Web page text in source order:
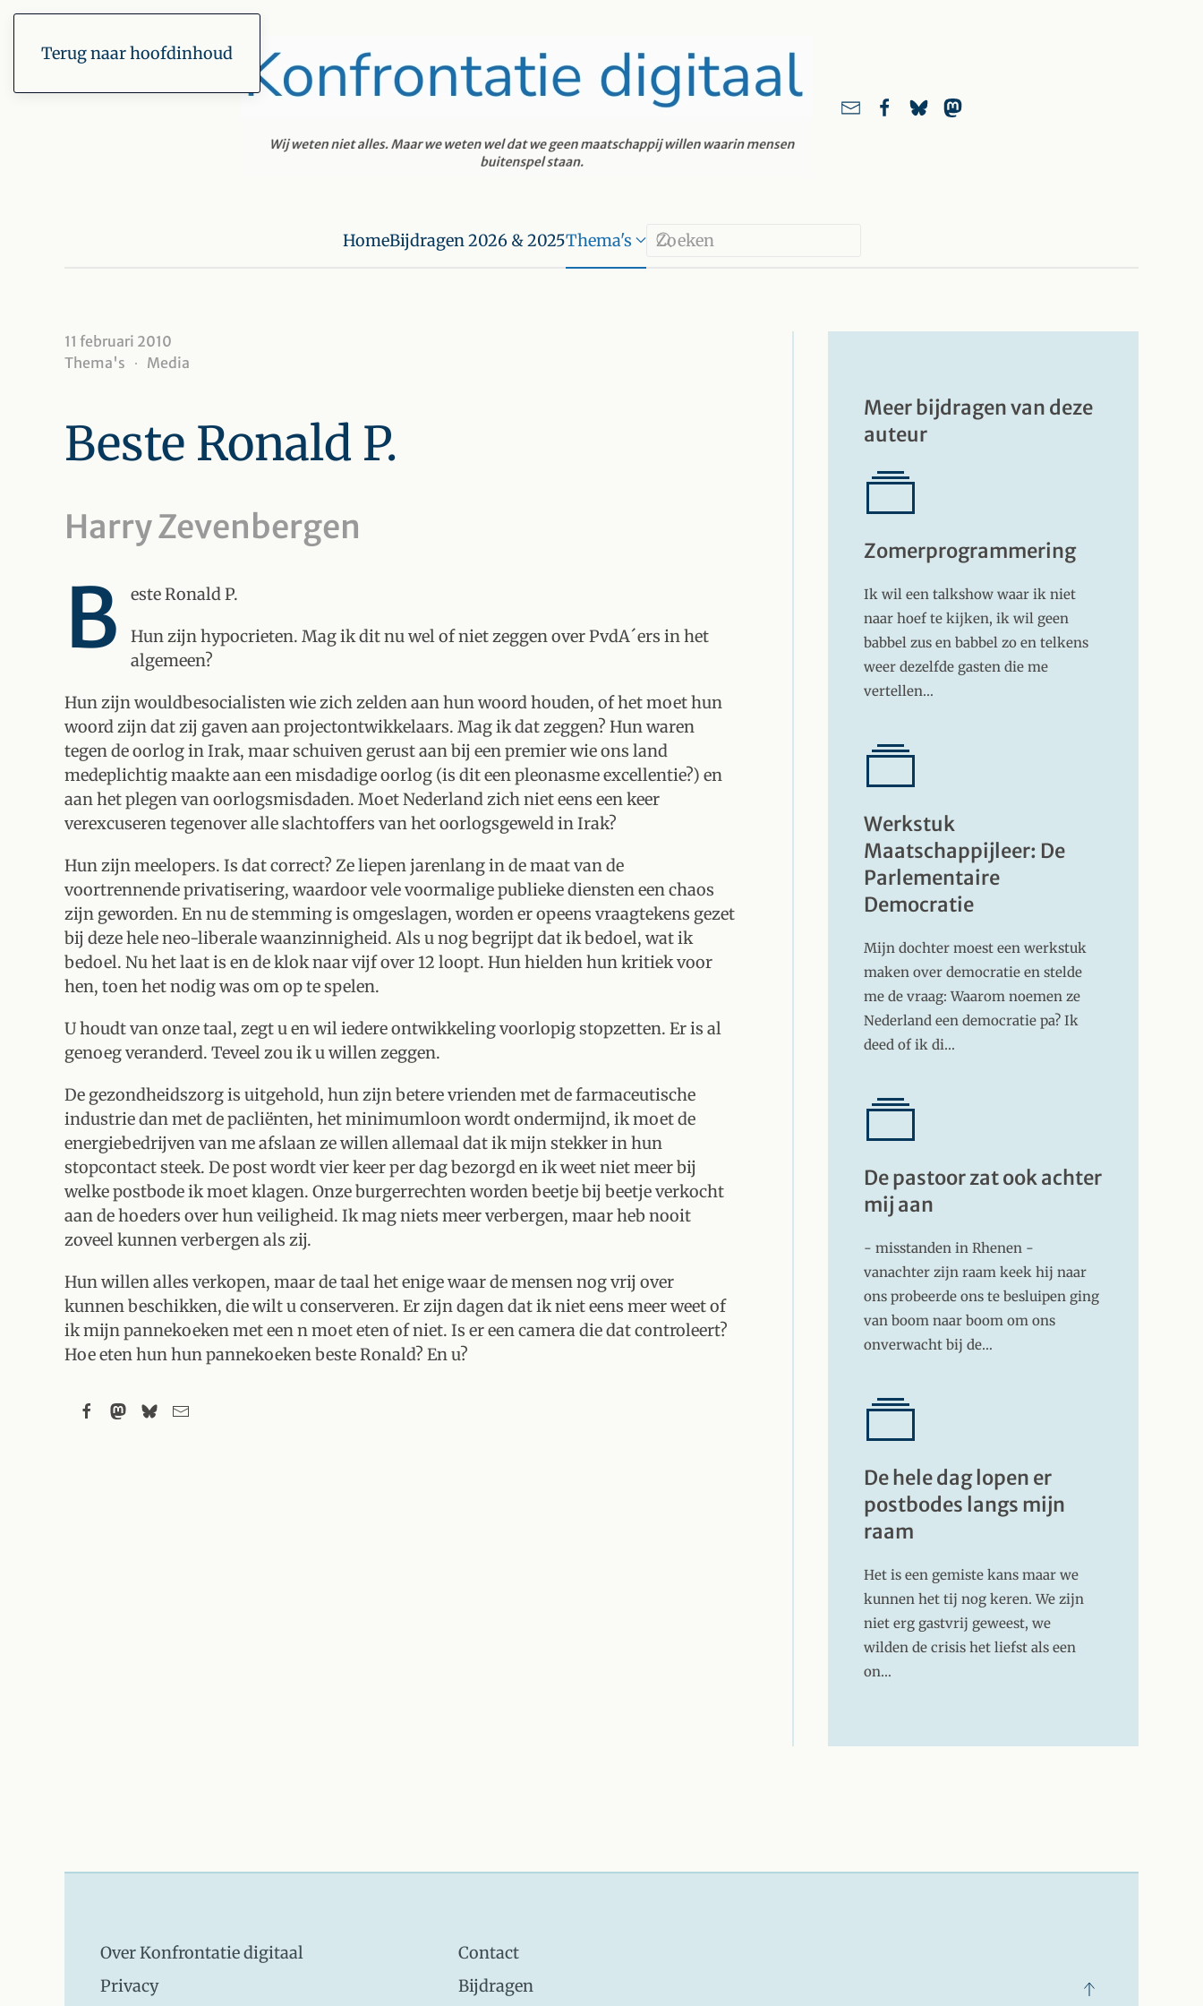
Terug naar hoofdinhoud
HomeBijdragen 2026 & 2025Thema's
11 februari 2010
Thema's
Media
Beste Ronald P.
Harry Zevenbergen
B este Ronald P.
Hun zijn hypocrieten. Mag ik dit nu wel of niet zeggen over PvdA´ers in het
algemeen?
Hun zijn wouldbesocialisten wie zich zelden aan hun woord houden, of het moet hun
woord zijn dat zij gaven aan projectontwikkelaars. Mag ik dat zeggen? Hun waren
tegen de oorlog in Irak, maar schuiven gerust aan bij een premier wie ons land
medeplichtig maakte aan een misdadige oorlog (is dit een pleonasme excellentie?) en
aan het plegen van oorlogsmisdaden. Moet Nederland zich niet eens een keer
verexcuseren tegenover alle slachtoffers van het oorlogsgeweld in Irak?
Hun zijn meelopers. Is dat correct? Ze liepen jarenlang in de maat van de
voortrennende privatisering, waardoor vele voormalige publieke diensten een chaos
zijn geworden. En nu de stemming is omgeslagen, worden er opeens vraagtekens gezet
bij deze hele neo-liberale waanzinnigheid. Als u nog begrijpt dat ik bedoel, wat ik
bedoel. Nu het laat is en de klok naar vijf over 12 loopt. Hun hielden hun kritiek voor
hen, toen het nodig was om op te spelen.
U houdt van onze taal, zegt u en wil iedere ontwikkeling voorlopig stopzetten. Er is al
genoeg veranderd. Teveel zou ik u willen zeggen.
De gezondheidszorg is uitgehold, hun zijn betere vrienden met de farmaceutische
industrie dan met de pacliënten, het minimumloon wordt ondermijnd, ik moet de
energiebedrijven van me afslaan ze willen allemaal dat ik mijn stekker in hun
stopcontact steek. De post wordt vier keer per dag bezorgd en ik weet niet meer bij
welke postbode ik moet klagen. Onze burgerrechten worden beetje bij beetje verkocht
aan de hoeders over hun veiligheid. Ik mag niets meer verbergen, maar heb nooit
zoveel kunnen verbergen als zij.
Hun willen alles verkopen, maar de taal het enige waar de mensen nog vrij over
kunnen beschikken, die wilt u conserveren. Er zijn dagen dat ik niet eens meer weet of
ik mijn pannekoeken met een n moet eten of niet. Is er een camera die dat controleert?
Hoe eten hun hun pannekoeken beste Ronald? En u?
Meer bijdragen van deze
auteur
Zomerprogrammering
Ik wil een talkshow waar ik niet
naar hoef te kijken, ik wil geen
babbel zus en babbel zo en telkens
weer dezelfde gasten die me
vertellen…
Werkstuk
Maatschappijleer: De
Parlementaire
Democratie
Mijn dochter moest een werkstuk
maken over democratie en stelde
me de vraag: Waarom noemen ze
Nederland een democratie pa? Ik
deed of ik di…
De pastoor zat ook achter
mij aan
- misstanden in Rhenen -
vanachter zijn raam keek hij naar
ons probeerde ons te besluipen ging
van boom naar boom om ons
onverwacht bij de…
De hele dag lopen er
postbodes langs mijn
raam
Het is een gemiste kans maar we
kunnen het tij nog keren. We zijn
niet erg gastvrij geweest, we
wilden de crisis het liefst als een
on…
Over Konfrontatie digitaal
Privacy
Contact
Bijdragen